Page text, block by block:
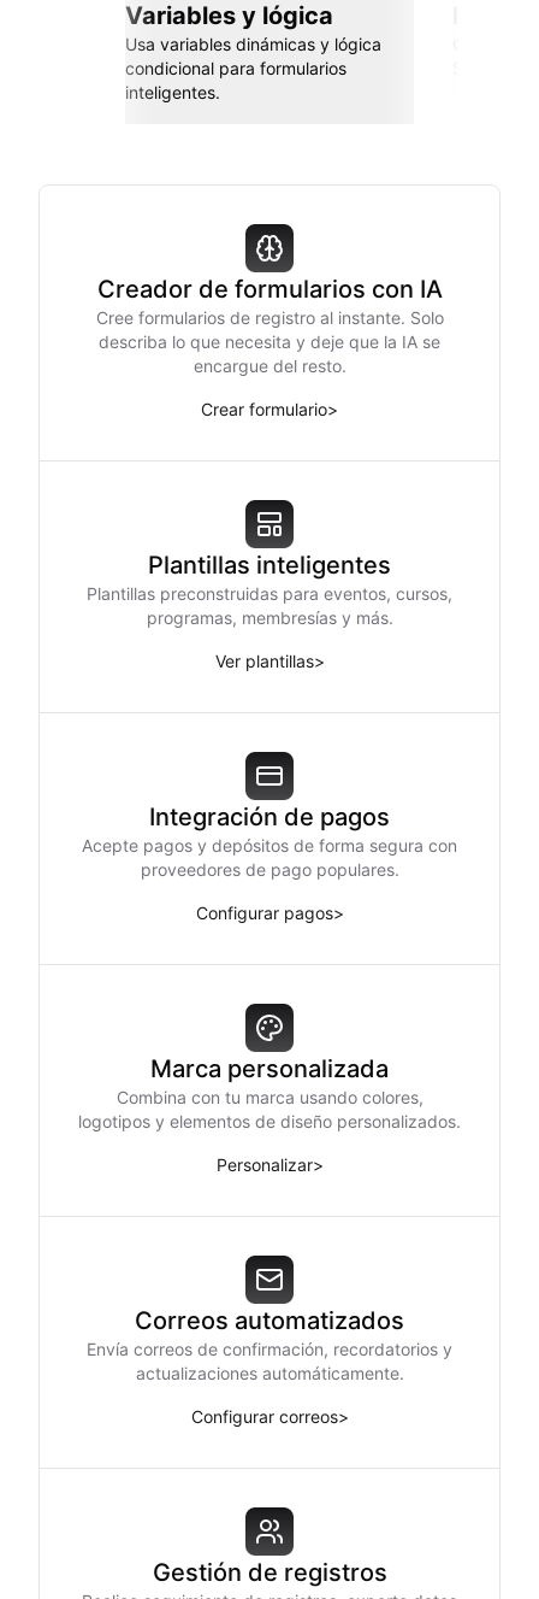
Variables y lógica
Usa variables dinámicas y lógica
condicional para formularios
inteligentes.
Creador de formularios con IA
Cree formularios de registro al instante. Solo
describa lo que necesita y deje que la IA se
encargue del resto.
Crear formulario>
Plantillas inteligentes
Plantillas preconstruidas para eventos, cursos,
programas, membresías y más.
Ver plantillas>
Integración de pagos
Acepte pagos y depósitos de forma segura con
proveedores de pago populares.
Configurar pagos>
Marca personalizada
Combina con tu marca usando colores,
logotipos y elementos de diseño personalizados.
Personalizar>
Correos automatizados
Envía correos de confirmación, recordatorios y
actualizaciones automáticamente.
Configurar correos>
Gestión de registros